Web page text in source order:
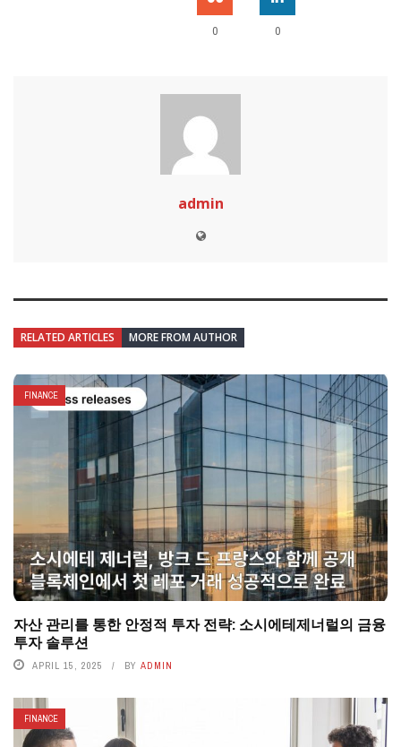
0 0
admin
RELATED ARTICLES MORE FROM AUTHOR
FINANCE
자산 관리를 통한 안정적 투자 전략: 소시에테제너럴의 금융
투자 솔루션
APRIL 15, 2025 BY ADMIN
FINANCE